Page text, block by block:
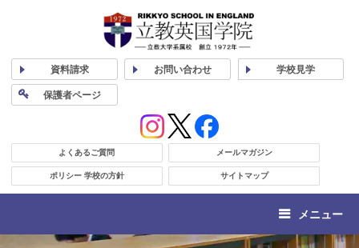
資料請求 お問い合わせ 学校見学
保護者ページ
よくあるご質問 メールマガジン
ポリシー 学校の方針 サイトマップ
メニュー